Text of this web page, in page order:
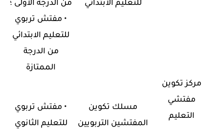
مركز تكوين
مفتشي
التعليم
للتعليم الابتدائي
من الدرجة الأولى ؛
• مفتش تربوي
للتعليم الابتدائي
من الدرجة
الممتازة
مسلك تكوين
المفتشين التربويين
• مفتش تربوي
للتعليم الثانوي